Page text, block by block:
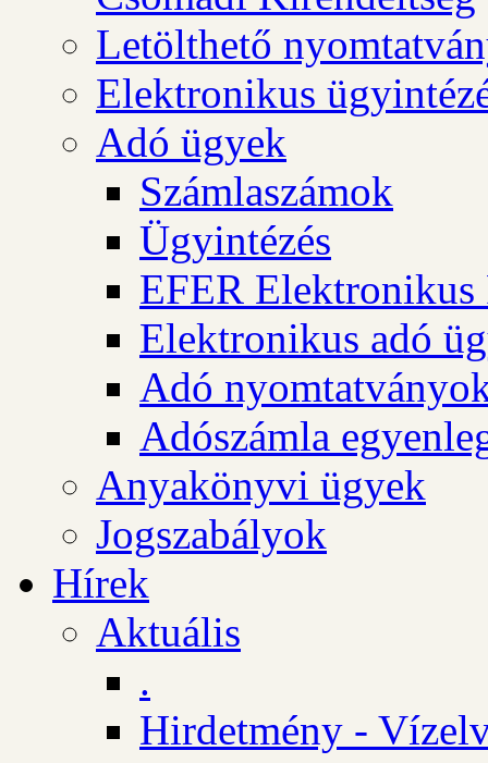
Letölthető
Elektronikus
Adó ügyek
Számlaszámok
Ügyintézés
EFER Elektronikus
Elektronikus adó
Adó
Adószámla
Anyakönyvi ügyek
Jogszabályok
Hírek
Aktuális
.
Hirdetmény -